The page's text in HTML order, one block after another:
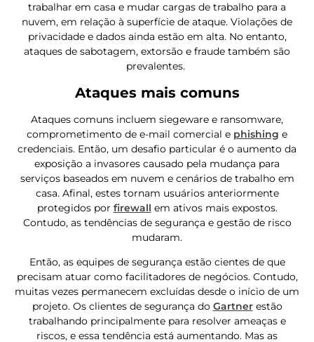
trabalhar em casa e mudar cargas de trabalho para a
nuvem, em relação à superfície de ataque. Violações de
privacidade e dados ainda estão em alta. No entanto,
ataques de sabotagem, extorsão e fraude também são
prevalentes.
Ataques mais comuns
Ataques comuns incluem siegeware e ransomware,
comprometimento de e-mail comercial e phishing e
credenciais. Então, um desafio particular é o aumento da
exposição a invasores causado pela mudança para
serviços baseados em nuvem e cenários de trabalho em
casa. Afinal, estes tornam usuários anteriormente
protegidos por firewall em ativos mais expostos.
Contudo, as tendências de segurança e gestão de risco
mudaram.
Então, as equipes de segurança estão cientes de que
precisam atuar como facilitadores de negócios. Contudo,
muitas vezes permanecem excluídas desde o início de um
projeto. Os clientes de segurança do Gartnerestão
trabalhando principalmente para resolver ameaças e
riscos, e essa tendência está aumentando. Mas as